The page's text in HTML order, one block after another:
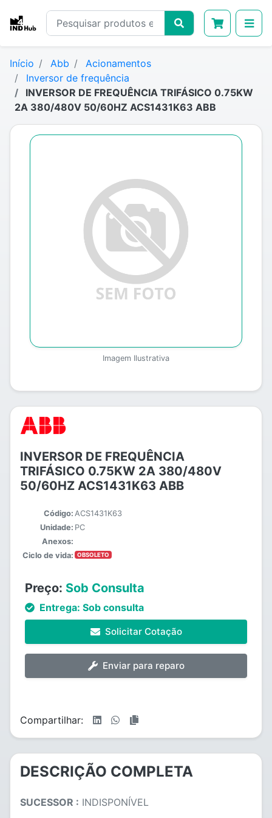
Início Abb
Acionamentos
Inversor de frequência
INVERSOR DE FREQUÊNCIA TRIFÁSICO 0.75KW
2A 380/480V 50/60HZ ACS1431K63 ABB
Imagem Ilustrativa
INVERSOR DE FREQUÊNCIA
TRIFÁSICO 0.75KW 2A 380/480V
50/60HZ ACS1431K63 ABB
Código: ACS1431K63
Unidade: PC
Anexos:
Ciclo de vida:
OBSOLETO
Preço: Sob Consulta
Entrega: Sob consulta
Solicitar Cotação
Enviar para reparo
Compartilhar:
DESCRIÇÃO COMPLETA
SUCESSOR : INDISPONÍVEL